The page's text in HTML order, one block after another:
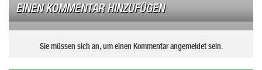
EINEN KOMMENTAR HINZUFÜGEN
Sie müssen sich an, um einen Kommentar angemeldet sein.